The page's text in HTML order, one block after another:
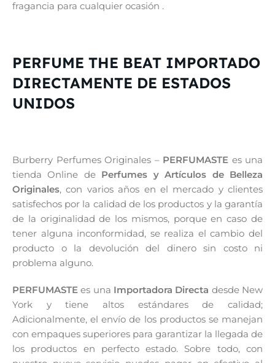
fragancia para cualquier ocasión .
PERFUME THE BEAT IMPORTADO
DIRECTAMENTE DE ESTADOS
UNIDOS
Burberry Perfumes Originales – PERFUMASTE es una
tienda Online de Perfumes y Artículos de Belleza
Originales, con varios años en el mercado y clientes
satisfechos por la calidad de los productos y la garantía
de la originalidad de los mismos, porque en caso de
tener alguna inconformidad, se realiza el cambio del
producto o la devolución del dinero sin costo ni
problema alguno.
PERFUMASTE es una Importadora Directa desde New
York y tiene altos estándares de calidad;
Adicionalmente, el envío de los productos se manejan
con empaques superiores para garantizar la llegada de
los productos en perfecto estado. Sobre todo, con